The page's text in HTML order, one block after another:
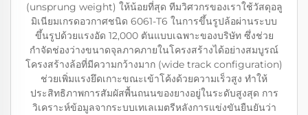
(unsprung weight) ให้น้อยที่สุด ทีมวิศวกรของเราใช้วัสดุอลู
มิเนียมเกรดอวกาศชนิด 6061-T6 ในการขึ้นรูปล้อผ่านระบบ
ขึ้นรูปด้วยแรงอัด 12,000 ตันแบบเฉพาะของบริษัท ซึ่งช่วย
กำจัดช่องว่างขนาดจุลภาคภายในโครงสร้างได้อย่างสมบูรณ์
โครงสร้างล้อที่มีความกว้างมาก (wide track configuration)
ช่วยเพิ่มแรงยึดเกาะขณะเข้าโค้งด้วยความเร็วสูง ทำให้
ประสิทธิภาพการสัมผัสพื้นถนนของยางอยู่ในระดับสูงสุด การ
วิเคราะห์ข้อมูลจากระบบเทเลเมตรีหลังการแข่งขันยืนยันว่า